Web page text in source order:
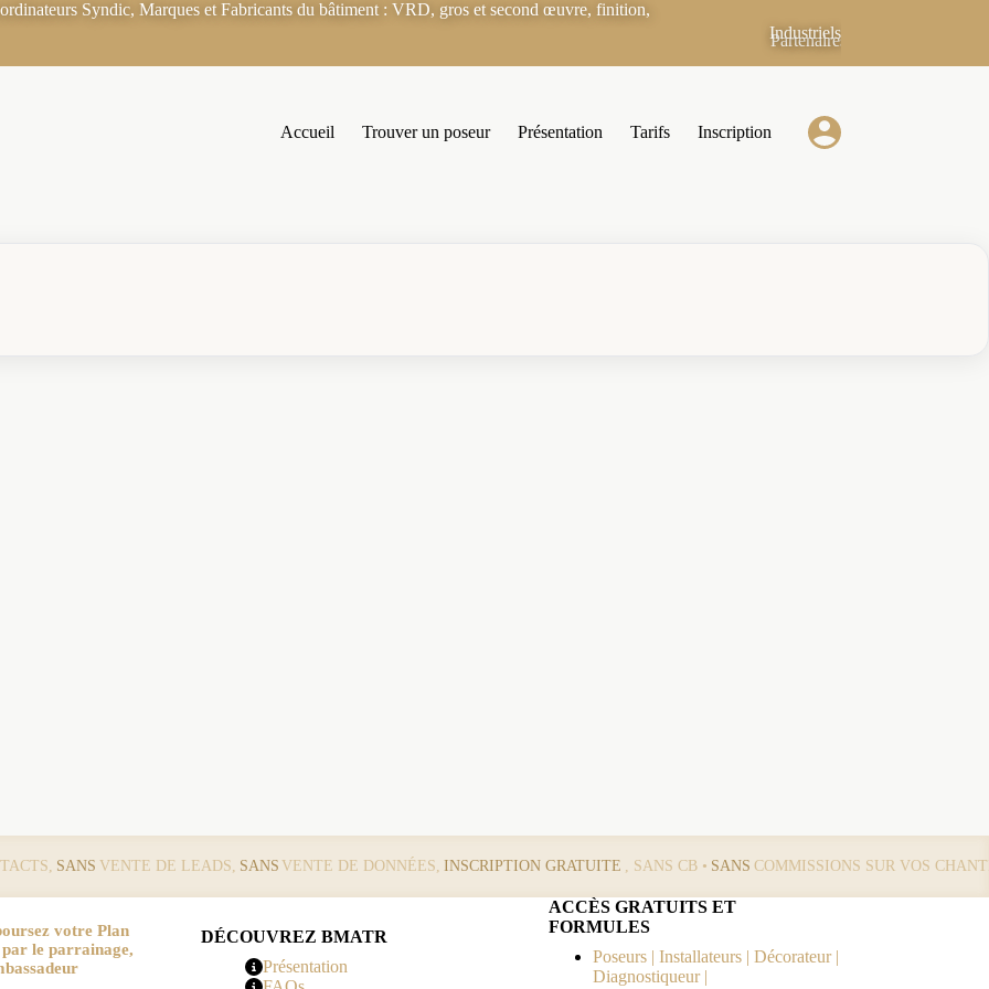
Syndic, Marques et Fabricants du bâtiment : VRD, gros et second œuvre, finition,
Industriels
Partenaires
Accueil Trouver un poseur Présentation Tarifs Inscription
SANS VENTE DE LEADS, SANS VENTE DE DONNÉES, INSCRIPTION GRATUITE , SANS CB • SANS COMMISSIONS SUR VOS
votre Plan
le parrainage,
DÉCOUVREZ BMATR
Présentation
ACCÈS GRATUITS ET
FORMULES
Poseurs | Installateurs | Décorateur |
Diagnostiqueur |